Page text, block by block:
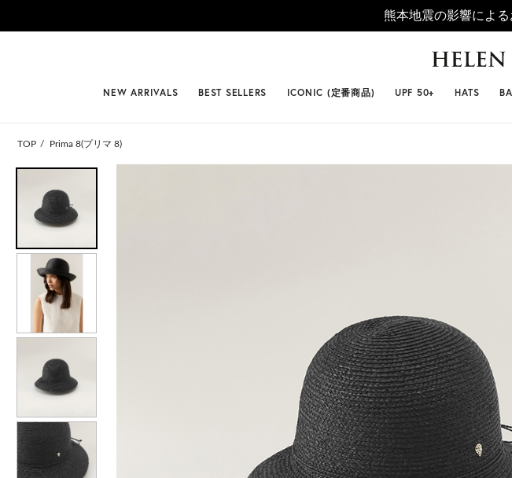
熊本地震の影響によ
#ビベット #
NEW ARRIVALS BEST SELLERS ICONIC (定番商品) UPF 50+ HATS
TOP Prima 8(プリマ 8)